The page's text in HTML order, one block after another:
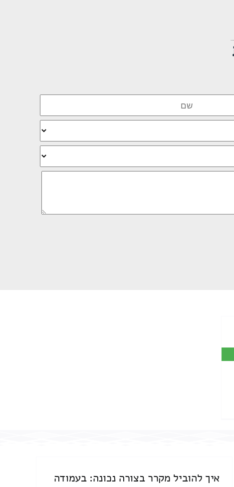
איך להוביל מקרר בצורה נכונה: בעמודה